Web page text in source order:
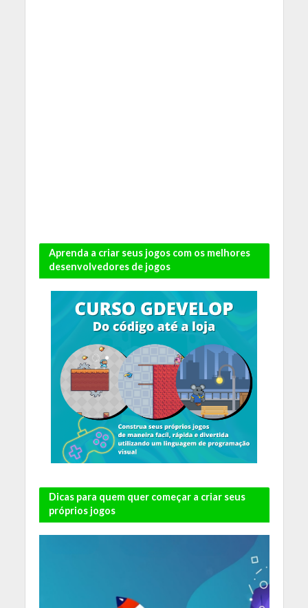
Aprenda a criar seus jogos com os melhores
desenvolvedores de jogos
Dicas para quem quer começar a criar seus
próprios jogos